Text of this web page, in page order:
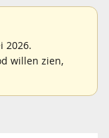
2026.
willen zien,